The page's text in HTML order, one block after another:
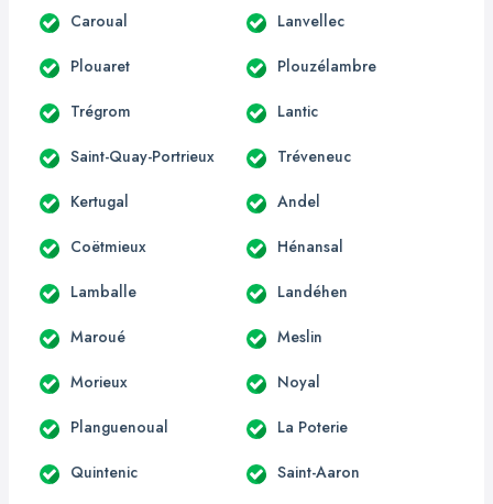
Caroual Lanvellec
Plouaret Plouzélambre
Trégrom Lantic
Saint-Quay-Portrieux Tréveneuc
Kertugal Andel
Coëtmieux Hénansal
Lamballe Landéhen
Maroué Meslin
Morieux Noyal
Planguenoual La Poterie
Quintenic Saint-Aaron